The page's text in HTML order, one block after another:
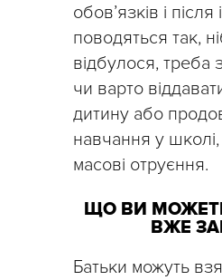
обов’язків і
поводяться так,
відбулося, треба
чи варто
дитину або
навчання у
масові отруєння.
ЩО ВИ
ВЖЕ
Батьки можуть